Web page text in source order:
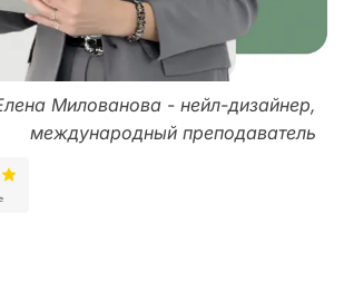
Милованова - нейл-дизайнер,
международный преподаватель